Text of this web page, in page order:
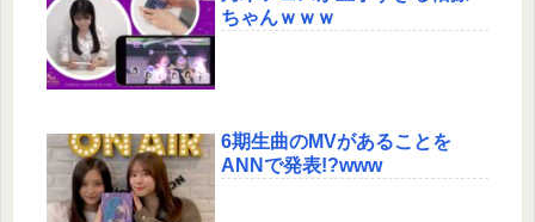
ちゃんｗｗｗ
6期生曲のMVがあることを
ANNで発表!?www